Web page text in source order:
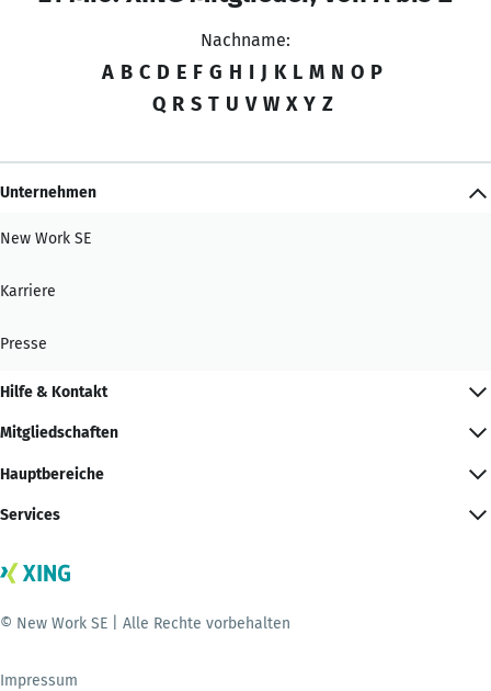
Nachname:
A B C D E F G H I J K L M N O P
Q R S T U V W X Y Z
Unternehmen
New Work SE
Karriere
Presse
Hilfe & Kontakt
Mitgliedschaften
Hauptbereiche
Services
© New Work SE | Alle Rechte vorbehalten
Impressum